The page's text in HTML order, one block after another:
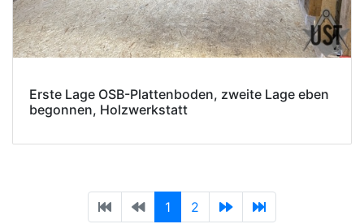
Erste Lage OSB-Plattenboden, zweite Lage eben
begonnen, Holzwerkstatt
1 2